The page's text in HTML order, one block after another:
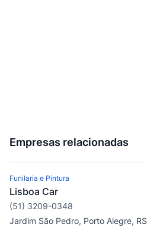
Empresas relacionadas
Funilaria e Pintura
Lisboa Car
(51) 3209-0348
Jardim São Pedro, Porto Alegre, RS